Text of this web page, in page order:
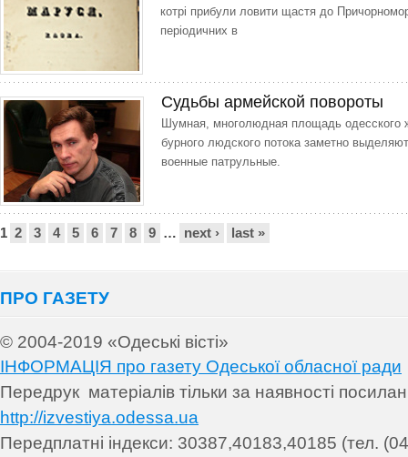
котрі прибули ловити щастя до
періодичних в
Судьбы армейской повороты
Шумная, многолюдная площадь одесского
бурного людского потока заметно
военные патрульные.
Сторінки
1 2 3 4 5 6 7 8 9 … next › last »
ПРО ГАЗЕТУ
© 2004-2019 «Одеські вісті»
ІНФОРМАЦІЯ про газету Одеської обласної ради
Передрук матеріалів тільки за наявності
http://izvestiya.odessa.ua
Передплатні індекси: 30387,40183,40185 (тел.